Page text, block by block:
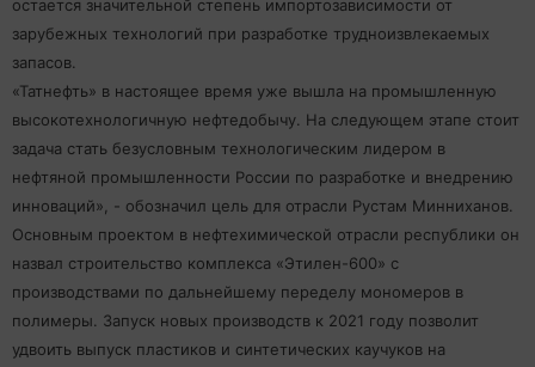
остается значительной степень импортозависимости от
зарубежных технологий при разработке трудноизвлекаемых
запасов.
«Татнефть» в настоящее время уже вышла на промышленную
высокотехнологичную нефтедобычу. На следующем этапе стоит
задача стать безусловным технологическим лидером в
нефтяной промышленности России по разработке и внедрению
инноваций», - обозначил цель для отрасли Рустам Минниханов.
Основным проектом в нефтехимической отрасли республики он
назвал строительство комплекса «Этилен-600» с
производствами по дальнейшему переделу мономеров в
полимеры. Запуск новых производств к 2021 году позволит
удвоить выпуск пластиков и синтетических каучуков на